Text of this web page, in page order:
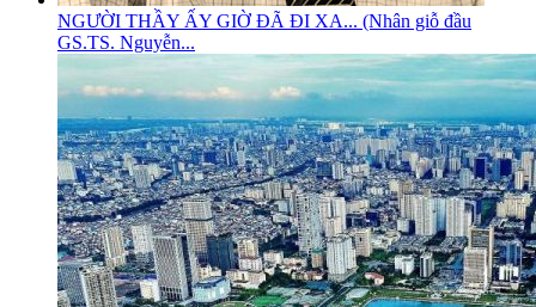
NGƯỜI THẦY ẤY GIỜ ĐÃ ĐI XA... (Nhân giỗ đầu
GS.TS. Nguyễn...